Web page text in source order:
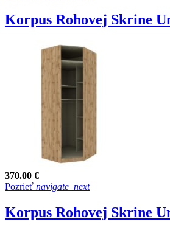
Korpus Rohovej Skrine
370.00 €
Pozrieť navigate_next
Korpus Rohovej Skrine